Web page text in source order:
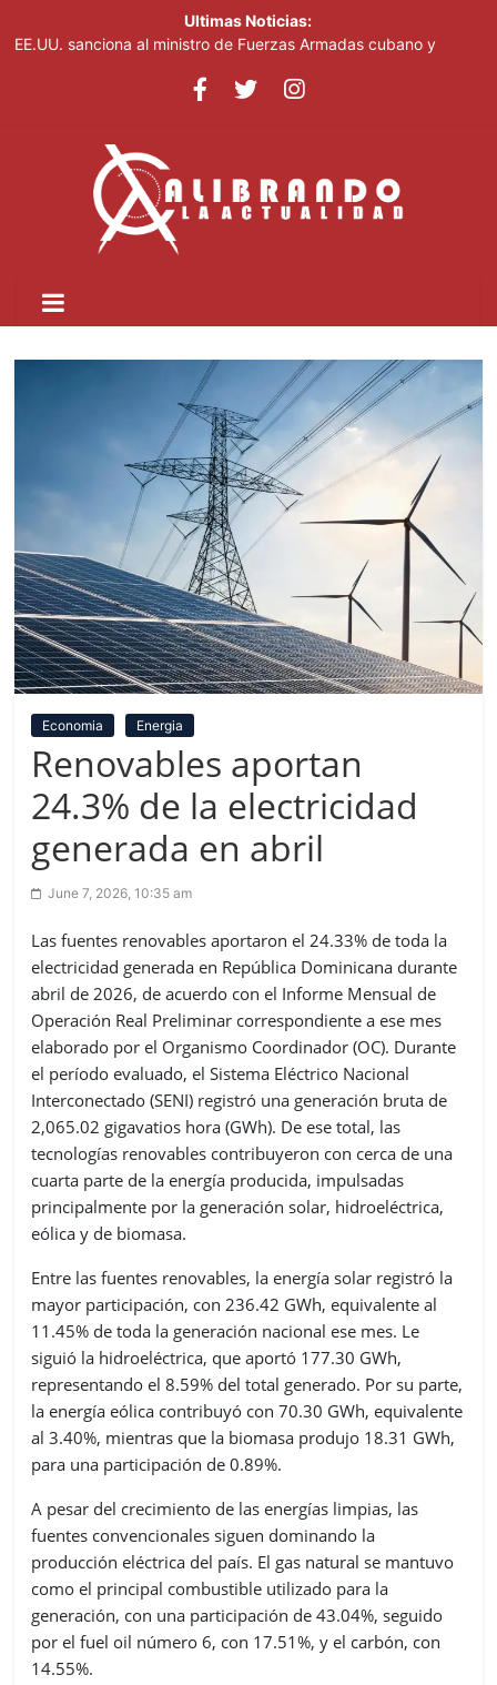
Ultimas Noticias:
EE.UU. sanciona al ministro de Fuerzas Armadas cubano y
Fellito Suberví supervisa avance de trabajos en cañada Juan
José en Santo Domingo Norte
México reforzará seguridad tras suspensión de envíos de
aguacate a EE.UU.
Arrestan a tres personas, ocupan armas de distintos calibres en
allanamientos en Barahona
Economia Energia
Renovables aportan
24.3% de la electricidad
generada en abril
June 7, 2026, 10:35 am
Las fuentes renovables aportaron el 24.33% de toda la
electricidad generada en República Dominicana durante
abril de 2026, de acuerdo con el Informe Mensual de
Operación Real Preliminar correspondiente a ese mes
elaborado por el Organismo Coordinador (OC). Durante
el período evaluado, el Sistema Eléctrico Nacional
Interconectado (SENI) registró una generación bruta de
2,065.02 gigavatios hora (GWh). De ese total, las
tecnologías renovables contribuyeron con cerca de una
cuarta parte de la energía producida, impulsadas
principalmente por la generación solar, hidroeléctrica,
eólica y de biomasa.
Entre las fuentes renovables, la energía solar registró la
mayor participación, con 236.42 GWh, equivalente al
11.45% de toda la generación nacional ese mes. Le
siguió la hidroeléctrica, que aportó 177.30 GWh,
representando el 8.59% del total generado. Por su parte,
la energía eólica contribuyó con 70.30 GWh, equivalente
al 3.40%, mientras que la biomasa produjo 18.31 GWh,
para una participación de 0.89%.
A pesar del crecimiento de las energías limpias, las
fuentes convencionales siguen dominando la
producción eléctrica del país. El gas natural se mantuvo
como el principal combustible utilizado para la
generación, con una participación de 43.04%, seguido
por el fuel oil número 6, con 17.51%, y el carbón, con
14.55%.